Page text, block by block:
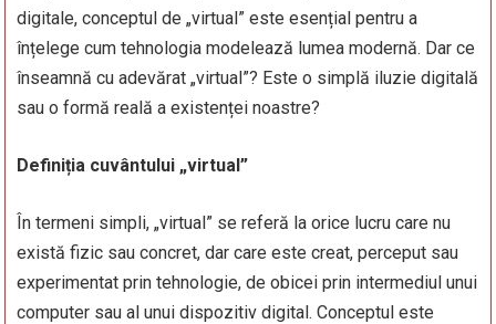
digitale, conceptul de „virtual” este esențial pentru a
înțelege cum tehnologia modelează lumea modernă. Dar ce
înseamnă cu adevărat „virtual”? Este o simplă iluzie digitală
sau o formă reală a existenței noastre?
Definiția cuvântului „virtual”
În termeni simpli, „virtual” se referă la orice lucru care nu
există fizic sau concret, dar care este creat, perceput sau
experimentat prin tehnologie, de obicei prin intermediul unui
computer sau al unui dispozitiv digital. Conceptul este